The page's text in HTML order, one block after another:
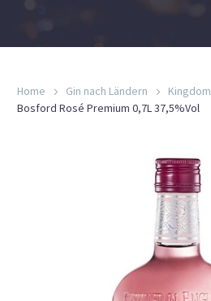
Home Gin nach Ländern
Kingdom
Bosford Rosé Premium 0,7L 37,5%Vol